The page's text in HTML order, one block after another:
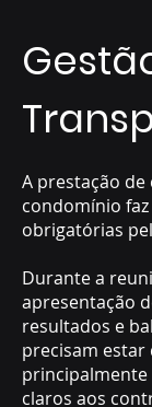
A prestação
condomínio
obrigatórias
Durante a
apresentação
resultados e
precisam estar
claros aos